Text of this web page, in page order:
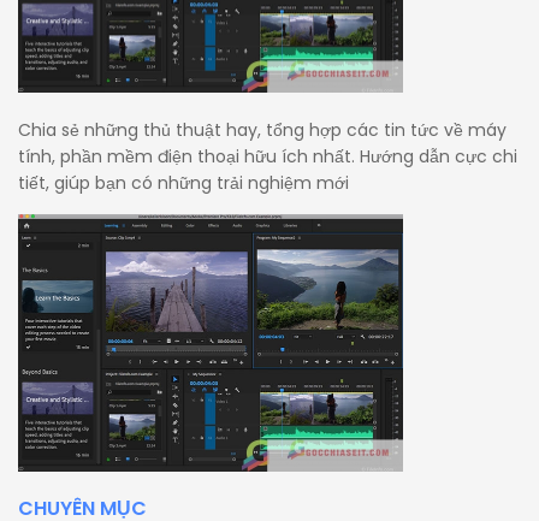
Chia sẻ những thủ thuật hay, tổng hợp các tin tức về máy
tính, phần mềm điện thoại hữu ích nhất. Hướng dẫn cực chi
tiết, giúp bạn có những trải nghiệm mới
CHUYÊN MỤC